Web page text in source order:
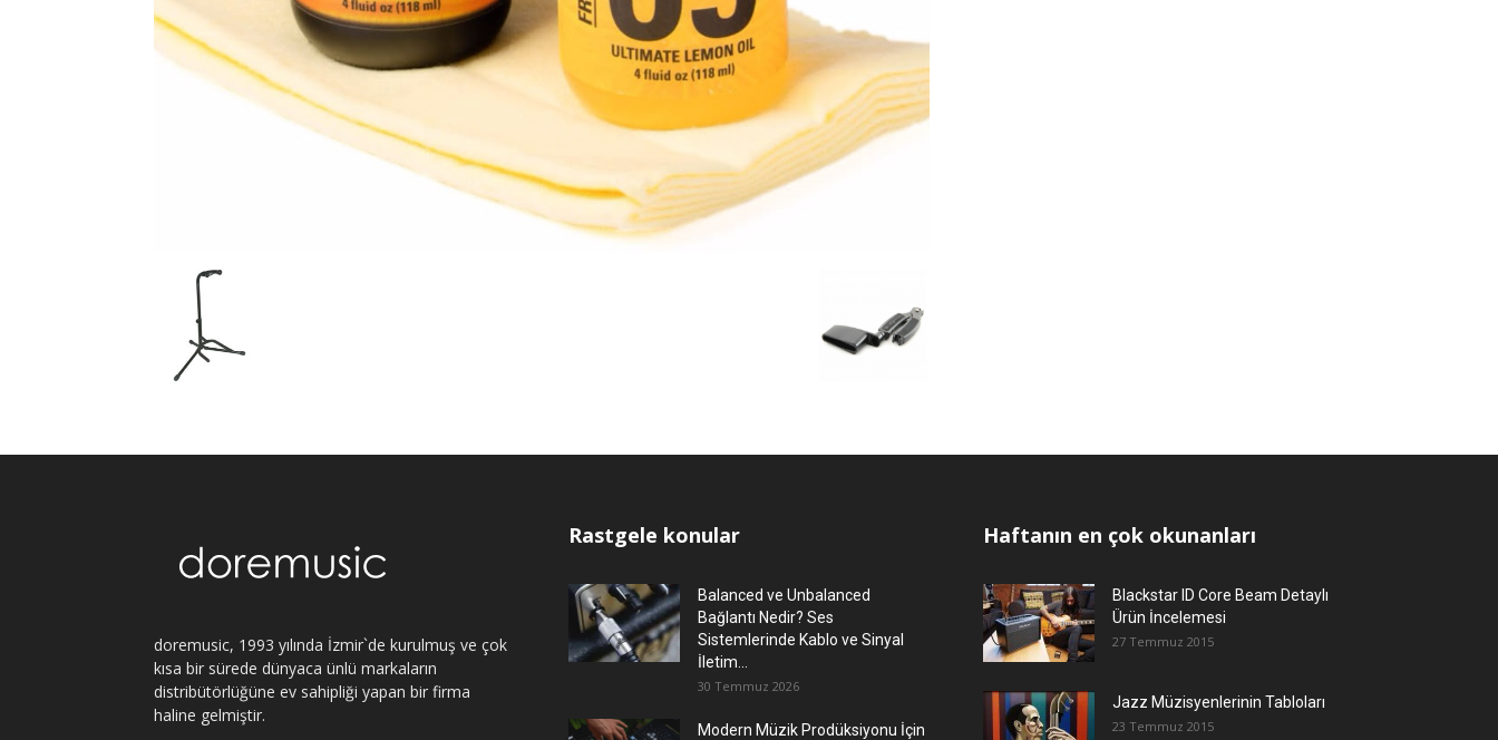
doremusic, 1993 yılında İzmir`de kurulmuş ve çok
kısa bir sürede dünyaca ünlü markaların
distribütörlüğüne ev sahipliği yapan bir firma
haline gelmiştir.
Rastgele konular
Balanced ve Unbalanced
Bağlantı Nedir? Ses
Sistemlerinde Kablo ve Sinyal
İletim...
30 Temmuz 2026
Modern Müzik Prodüksiyonu İçin
Haftanın en çok okunanları
Blackstar ID Core Beam Detaylı
Ürün İncelemesi
27 Temmuz 2015
Jazz Müzisyenlerinin Tabloları
23 Temmuz 2015